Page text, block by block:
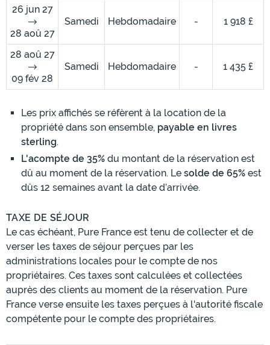
26 jun 27
28 aoû 27
Samedi Hebdomadaire - 1 918 £
28 aoû 27
09 fév 28
Samedi Hebdomadaire - 1 435 £
Les prix affichés se réfèrent à la location de la
propriété dans son ensemble, payable en livres
sterling.
L'acompte de 35% du montant de la réservation est
dû au moment de la réservation. Le solde de 65% est
dûs 12 semaines avant la date d’arrivée.
TAXE DE SÉJOUR
Le cas échéant, Pure France est tenu de collecter et de
verser les taxes de séjour perçues par les
administrations locales pour le compte de nos
propriétaires. Ces taxes sont calculées et collectées
auprès des clients au moment de la réservation. Pure
France verse ensuite les taxes perçues à l'autorité fiscale
compétente pour le compte des propriétaires.